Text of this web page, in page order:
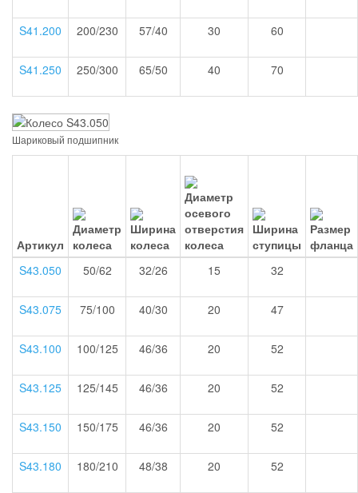
S41.200 200/230 57/40 30 60
S41.250 250/300 65/50 40 70
Шариковый подшипник
Артикул
S43.050
50/62 32/26 15 32
S43.075 75/100 40/30 20 47
S43.100 100/125 46/36 20 52
S43.125 125/145 46/36 20 52
S43.150 150/175 46/36 20 52
S43.180 180/210 48/38 20 52